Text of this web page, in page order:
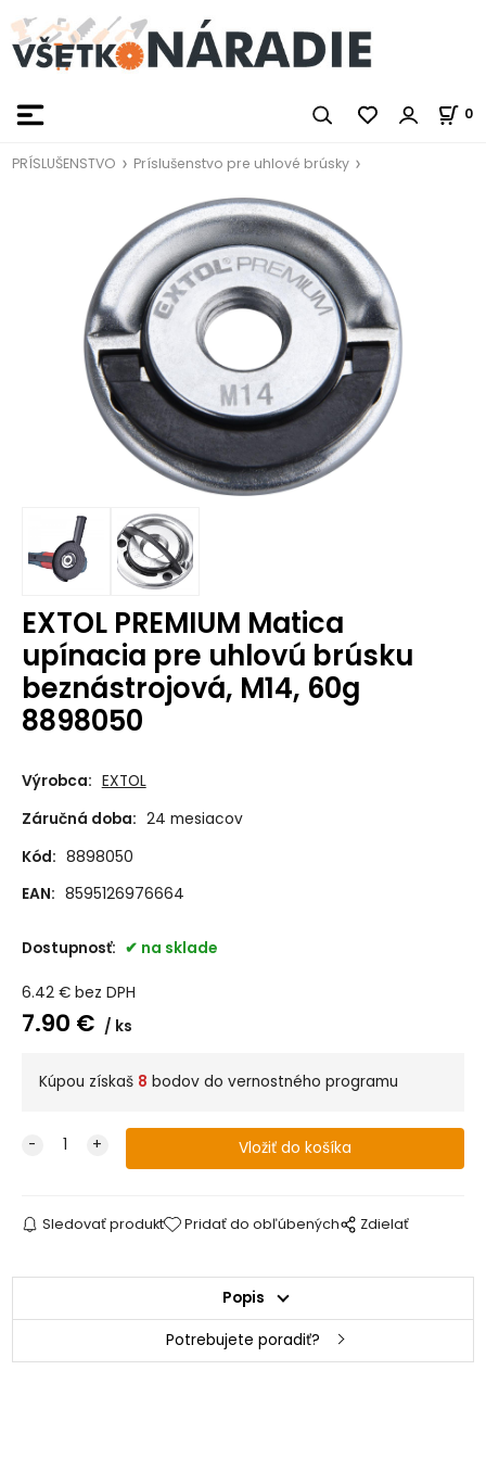
0
PRÍSLUŠENSTVO Príslušenstvo pre uhlové brúsky
EXTOL PREMIUM Matica
upínacia pre uhlovú brúsku
beznástrojová, M14, 60g
8898050
Výrobca: EXTOL
Záručná doba: 24 mesiacov
Kód: 8898050
EAN: 8595126976664
Dostupnosť: na sklade
6.42€ bez DPH
7.90 € ks
Kúpou získaš 8 bodov do vernostného programu
Sledovať produkt Pridať do obľúbených Zdielať
Popis
Potrebujete poradiť?